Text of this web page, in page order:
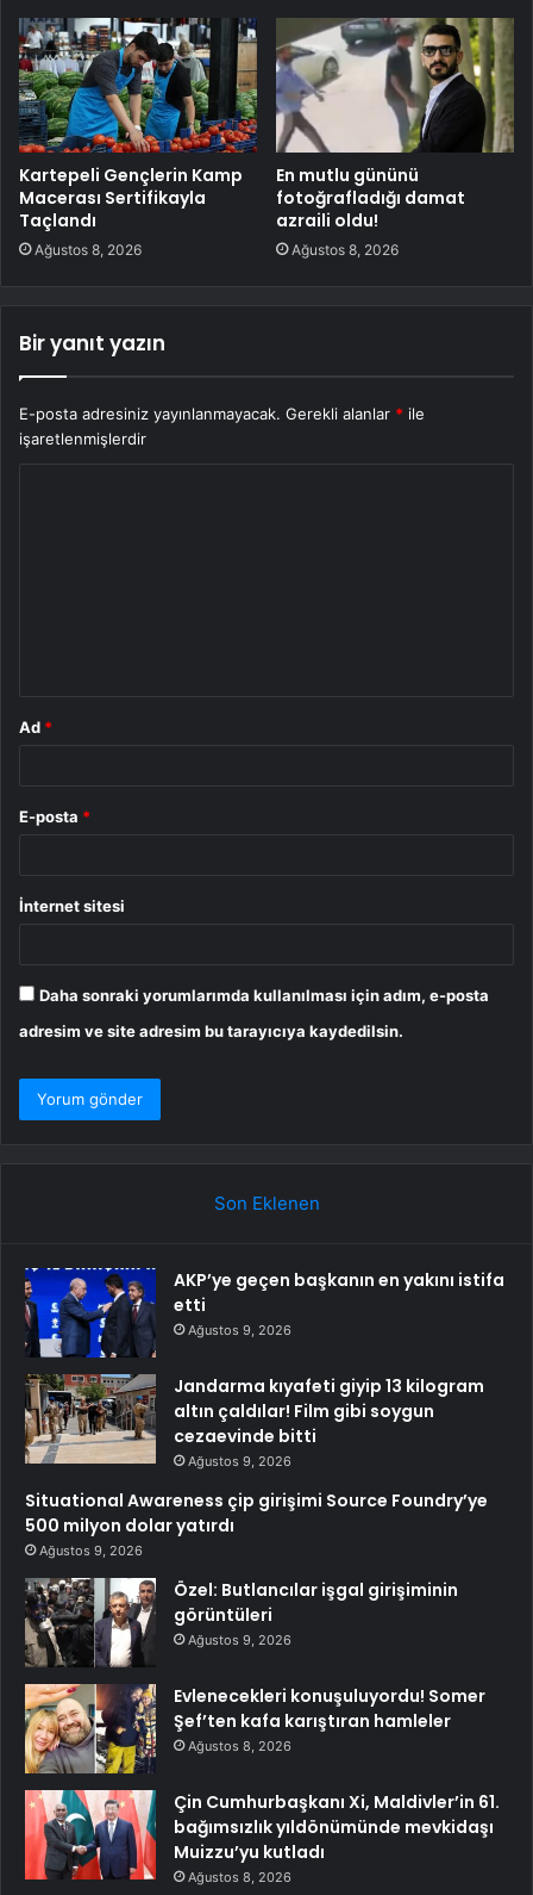
Kartepeli Gençlerin Kamp
Macerası Sertifikayla
Taçlandı
Ağustos 8, 2026
En mutlu gününü
fotoğrafladığı damat
azraili oldu!
Ağustos 8, 2026
Bir yanıt yazın
E-posta adresiniz yayınlanmayacak. Gerekli alanlar * ile
işaretlenmişlerdir
Ad *
E-posta *
İnternet sitesi
Daha sonraki yorumlarımda kullanılması için adım, e-posta
adresim ve site adresim bu tarayıcıya kaydedilsin.
Son Eklenen
AKP’ye geçen başkanın en yakını istifa
etti
Ağustos 9, 2026
Jandarma kıyafeti giyip 13 kilogram
altın çaldılar! Film gibi soygun
cezaevinde bitti
Ağustos 9, 2026
Situational Awareness çip girişimi Source Foundry’ye
500 milyon dolar yatırdı
Ağustos 9, 2026
Özel: Butlancılar işgal girişiminin
görüntüleri
Ağustos 9, 2026
Evlenecekleri konuşuluyordu! Somer
Şef’ten kafa karıştıran hamleler
Ağustos 8, 2026
Çin Cumhurbaşkanı Xi, Maldivler’in 61.
bağımsızlık yıldönümünde mevkidaşı
Muizzu’yu kutladı
Ağustos 8, 2026